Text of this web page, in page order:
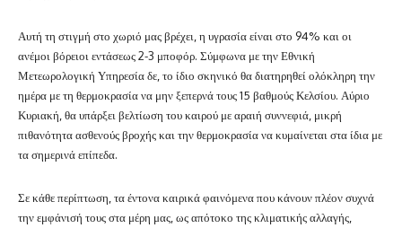
Αυτή τη στιγμή στο χωριό μας βρέχει, η υγρασία είναι στο 94% και οι
ανέμοι βόρειοι εντάσεως 2-3 μποφόρ. Σύμφωνα με την Εθνική
Μετεωρολογική Υπηρεσία δε, το ίδιο σκηνικό θα διατηρηθεί ολόκληρη την
ημέρα με τη θερμοκρασία να μην ξεπερνά τους 15 βαθμούς Κελσίου. Αύριο
Κυριακή, θα υπάρξει βελτίωση του καιρού με αραιή συννεφιά, μικρή
πιθανότητα ασθενούς βροχής και την θερμοκρασία να κυμαίνεται στα ίδια με
τα σημερινά επίπεδα.
Σε κάθε περίπτωση, τα έντονα καιρικά φαινόμενα που κάνουν πλέον συχνά
την εμφάνισή τους στα μέρη μας, ως απότοκο της κλιματικής αλλαγής,